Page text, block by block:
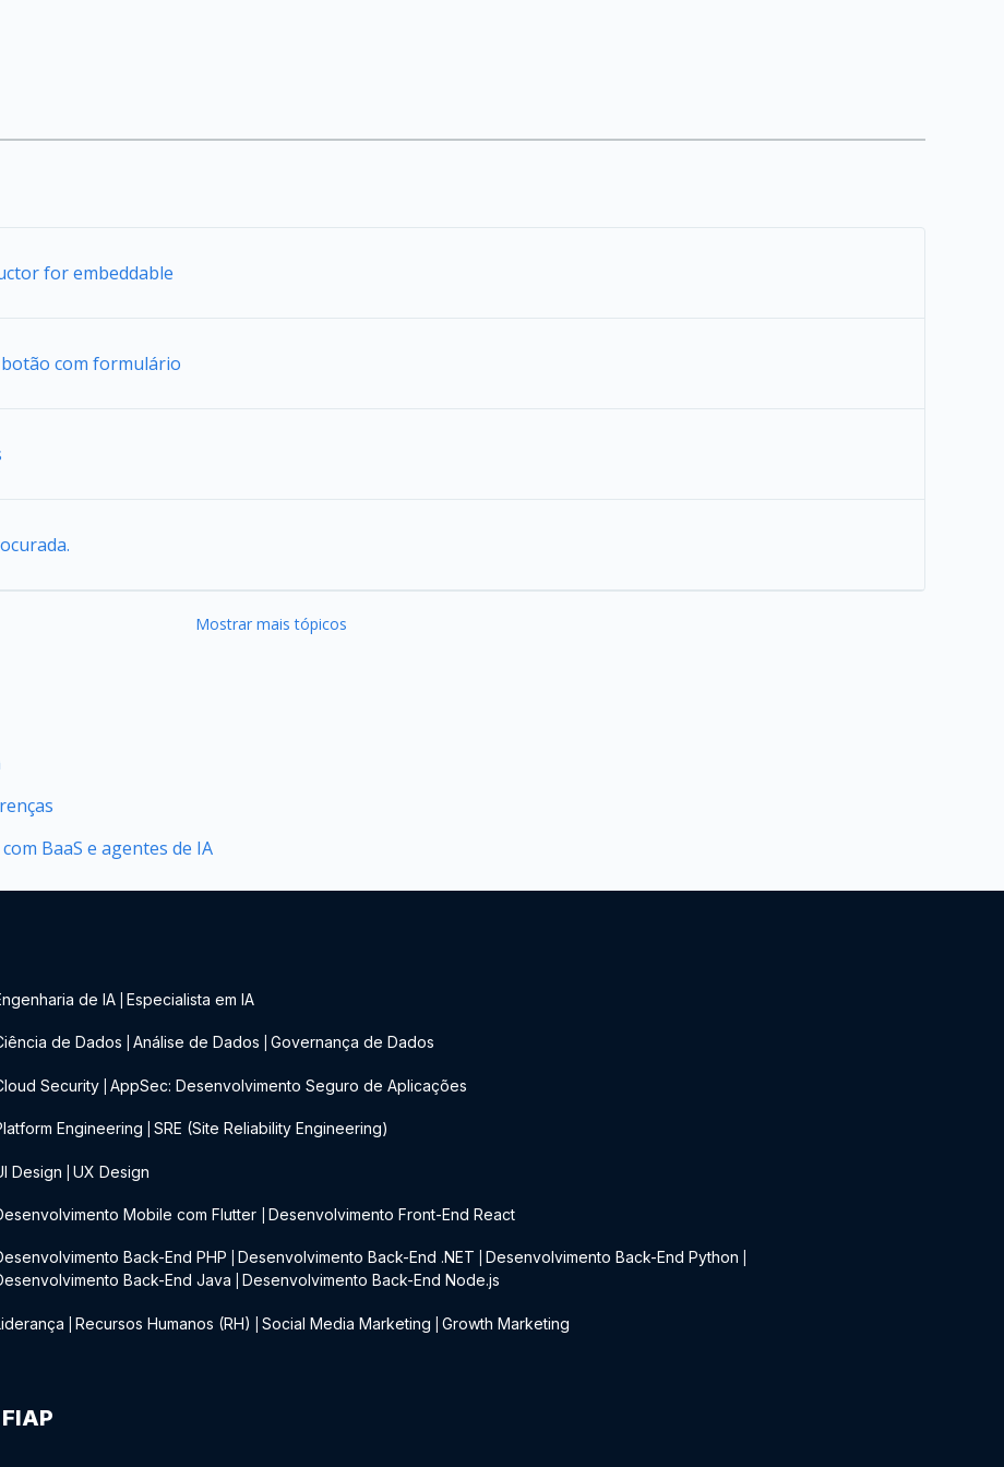
for embeddable
com formulário
Mostrar mais tópicos
BaaS e agentes de IA
de IA Especialista em IA
de Dados Análise de Dados Governança de Dados
Security AppSec: Desenvolvimento Seguro de Aplicações
Engineering SRE (Site Reliability Engineering)
Design UX Design
Mobile com Flutter Desenvolvimento Front-End React
Back-End PHP Desenvolvimento Back-End .NET Desenvolvimento Back-End Python
Back-End Java Desenvolvimento Back-End Node.js
Recursos Humanos (RH) Social Media Marketing Growth Marketing